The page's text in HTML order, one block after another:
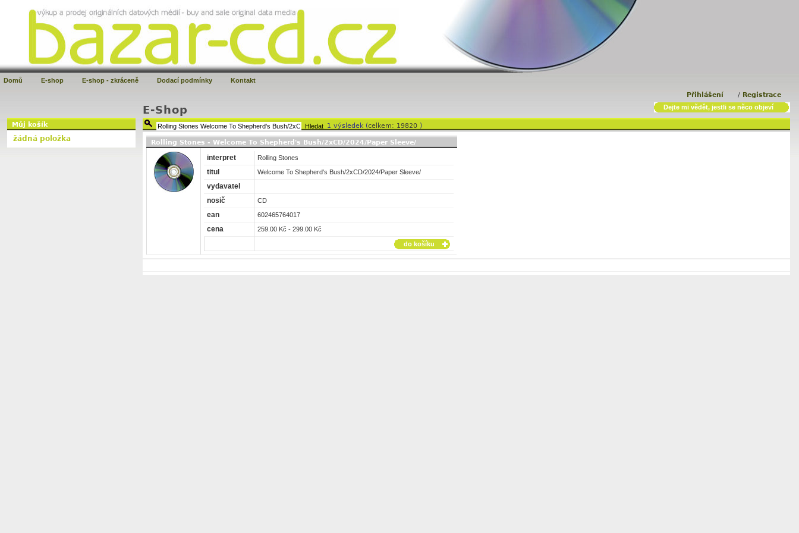
Přihlášení / Registrace
Domů E-shop E-shop - zkráceně Dodací podmínky Kontakt
E-Shop Dejte mi vědět, jestli se něco objeví
1 výsledek (celkem: 19820 )
Rolling Stones - Welcome To Shepherd's Bush/2xCD/2024/Paper Sleeve/
interpret Rolling Stones
titul Welcome To Shepherd's Bush/2xCD/2024/Paper Sleeve/
vydavatel
nosič
CD
ean 602465764017
cena 259.00 Kč - 299.00 Kč
do košíku
Můj košík
žádná položka